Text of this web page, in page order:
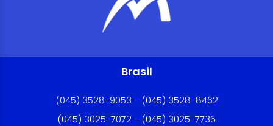
Brasil
(045) 3528-9053 - (045) 3528-8462
(045) 3025-7072 - (045) 3025-7736